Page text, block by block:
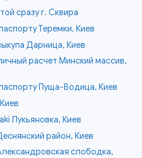
сразу г. Сквира
Теремки, Киев
Дарница, Киев
расчет Минский массив,
Пуща-Водица, Киев
Лукьяновка, Киев
район, Киев
слободка,